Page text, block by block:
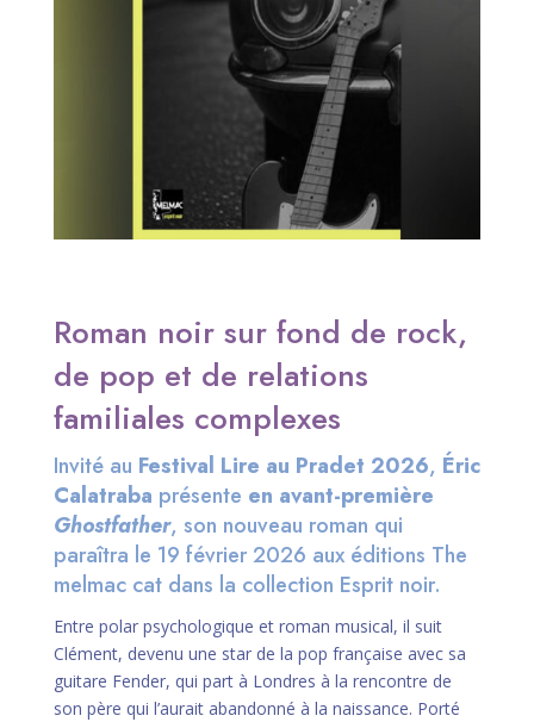
Roman noir sur fond de rock,
de pop et de relations
familiales complexes
Invité au Festival Lire au Pradet 2026, Éric
Calatraba présente en avant-première
Ghostfather, son nouveau roman qui
paraîtra le 19 février 2026 aux éditions The
melmac cat dans la collection Esprit noir.
Entre polar psychologique et roman musical, il suit
Clément, devenu une star de la pop française avec sa
guitare Fender, qui part à Londres à la rencontre de
son père qui l’aurait abandonné à la naissance. Porté